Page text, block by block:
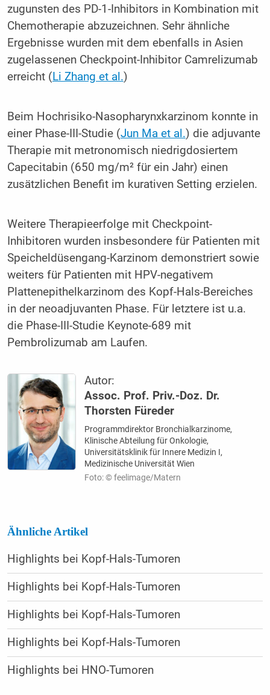
zugunsten des PD-1-Inhibitors in Kombination mit
Chemotherapie abzuzeichnen. Sehr ähnliche
Ergebnisse wurden mit dem ebenfalls in Asien
zugelassenen Checkpoint-Inhibitor Camrelizumab
erreicht (Li Zhang et al.)
Beim Hochrisiko-Nasopharynxkarzinom konnte in
einer Phase-III-Studie (Jun Ma et al.) die adjuvante
Therapie mit metronomisch niedrigdosiertem
Capecitabin (650 mg/m² für ein Jahr) einen
zusätzlichen Benefit im kurativen Setting erzielen.
Weitere Therapieerfolge mit Checkpoint-
Inhibitoren wurden insbesondere für Patienten mit
Speicheldüsengang-Karzinom demonstriert sowie
weiters für Patienten mit HPV-negativem
Plattenepithelkarzinom des Kopf-Hals-Bereiches
in der neoadjuvanten Phase. Für letztere ist u.a.
die Phase-III-Studie Keynote-689 mit
Pembrolizumab am Laufen.
Autor:
Assoc. Prof. Priv.-Doz. Dr.
Thorsten Füreder
Programmdirektor Bronchialkarzinome,
Klinische Abteilung für Onkologie,
Universitätsklinik für Innere Medizin I,
Medizinische Universität Wien
Foto: © feelimage/Matern
Ähnliche Artikel
Highlights bei Kopf-Hals-Tumoren
Highlights bei Kopf-Hals-Tumoren
Highlights bei Kopf-Hals-Tumoren
Highlights bei Kopf-Hals-Tumoren
Highlights bei HNO-Tumoren